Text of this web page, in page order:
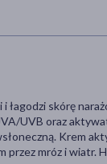
skórę
UVB oraz
Krem
mróz i wiatr.